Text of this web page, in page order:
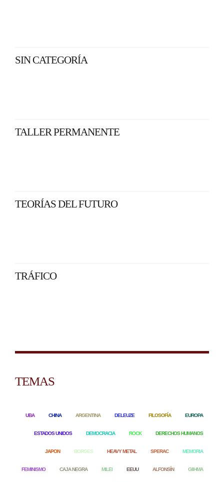
SIN CATEGORÍA
TALLER PERMANENTE
TEORÍAS DEL FUTURO
TRÁFICO
TEMAS
UBA CHINA ARGENTINA DELEUZE FILOSOFÍA EUROPA
ESTADOS UNIDOS DEMOCRACIA ROCK DERECHOS HUMANOS
JAPON BORGES HEAVY METAL SPERAC MEMORIA
FEMINISMO CAJA NEGRA MILEI EEUU ALFONSÍN GIIHMA